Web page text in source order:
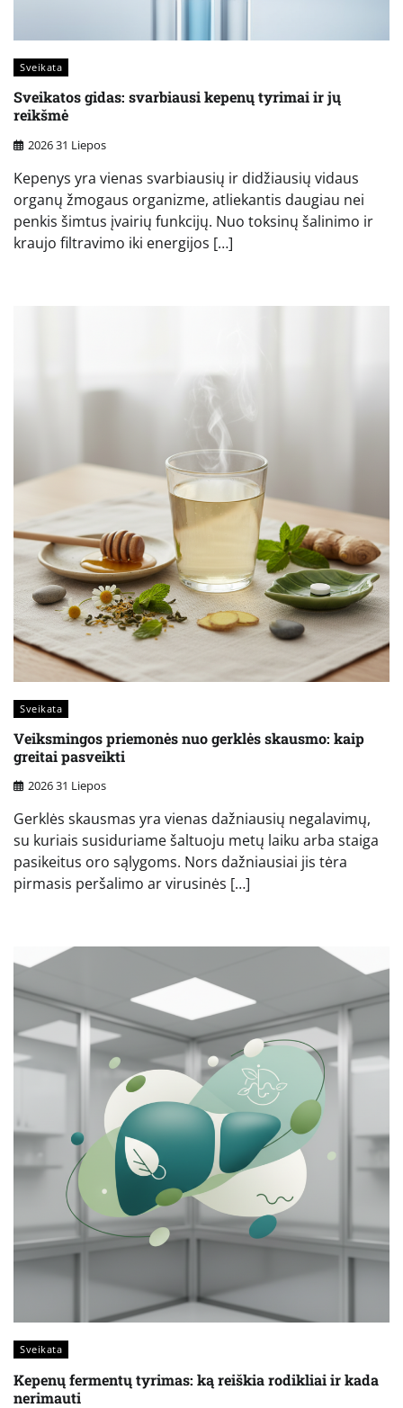
Sveikata
Sveikatos gidas: svarbiausi kepenų tyrimai ir jų
reikšmė
2026 31 Liepos
Kepenys yra vienas svarbiausių ir didžiausių vidaus
organų žmogaus organizme, atliekantis daugiau nei
penkis šimtus įvairių funkcijų. Nuo toksinų šalinimo ir
kraujo filtravimo iki energijos […]
Sveikata
Veiksmingos priemonės nuo gerklės skausmo: kaip
greitai pasveikti
2026 31 Liepos
Gerklės skausmas yra vienas dažniausių negalavimų,
su kuriais susiduriame šaltuoju metų laiku arba staiga
pasikeitus oro sąlygoms. Nors dažniausiai jis tėra
pirmasis peršalimo ar virusinės […]
Sveikata
Kepenų fermentų tyrimas: ką reiškia rodikliai ir kada
nerimauti